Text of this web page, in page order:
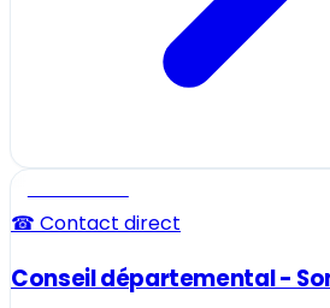
☎ Contact direct
Conseil départemental -